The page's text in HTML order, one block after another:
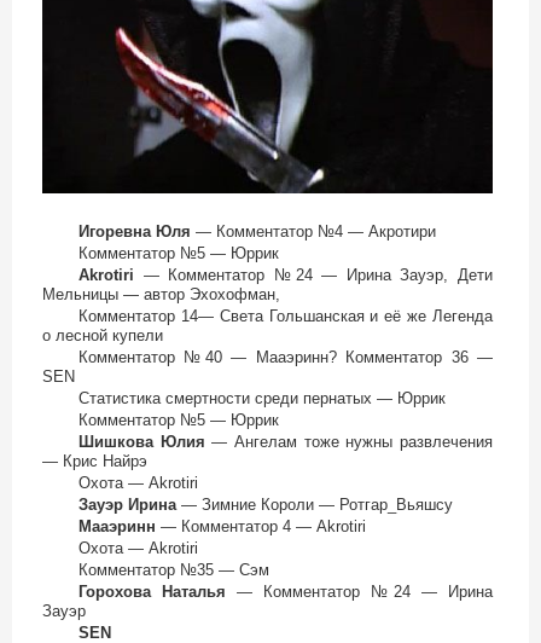
Игоревна Юля — Комментатор №4 — Акротири
Комментатор №5 — Юррик
Akrotiri — Комментатор №24 — Ирина Зауэр, Дети
Мельницы — автор Эхохофман,
Комментатор 14— Света Гольшанская и её же Легенда
о лесной купели
Комментатор №40 — Мааэринн? Комментатор 36 —
SEN
Статистика смертности среди пернатых — Юррик
Комментатор №5 — Юррик
Шишкова Юлия — Ангелам тоже нужны развлечения
— Крис Найрэ
Охота — Akrotiri
Зауэр Ирина — Зимние Короли — Ротгар_Вьяшсу
Мааэринн — Комментатор 4 — Akrotiri
Охота — Akrotiri
Комментатор №35 — Сэм
Горохова Наталья — Комментатор №24 — Ирина
Зауэр
SEN